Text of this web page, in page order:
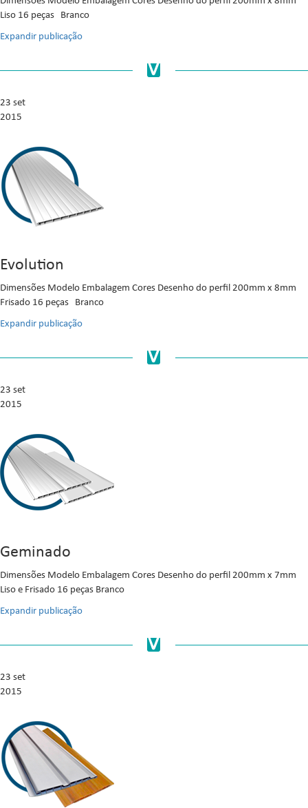
Liso 16 peças Branco
Expandir publicação
23 set
2015
Evolution
Dimensões Modelo Embalagem Cores Desenho do perfil 200mm x 8mm
Frisado 16 peças Branco
Expandir publicação
23 set
2015
Geminado
Dimensões Modelo Embalagem Cores Desenho do perfil 200mm x 7mm
Liso e Frisado 16 peças Branco
Expandir publicação
23 set
2015